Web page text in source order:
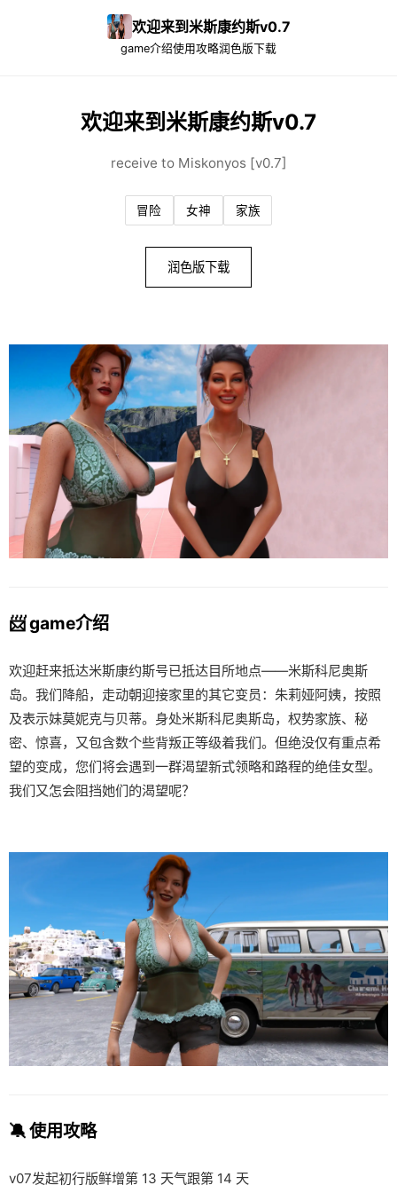
欢迎来到米斯康约斯v0.7
game介绍使用攻略润色版下载
欢迎来到米斯康约斯v0.7
receive to Miskonyos [v0.7]
冒险 女神 家族
润色版下载
📨 game介绍
欢迎赶来抵达米斯康约斯号已抵达目所地点——米斯科尼奥斯
岛。我们降船，走动朝迎接家里的其它变员：朱莉娅阿姨，按照
及表示妹莫妮克与贝蒂。身处米斯科尼奥斯岛，权势家族、秘
密、惊喜，又包含数个些背叛正等级着我们。但绝没仅有重点希
望的变成，您们将会遇到一群渴望新式领略和路程的绝佳女型。
我们又怎会阻挡她们的渴望呢？
🔕 使用攻略
v07发起初行版鲜增第 13 天气跟第 14 天